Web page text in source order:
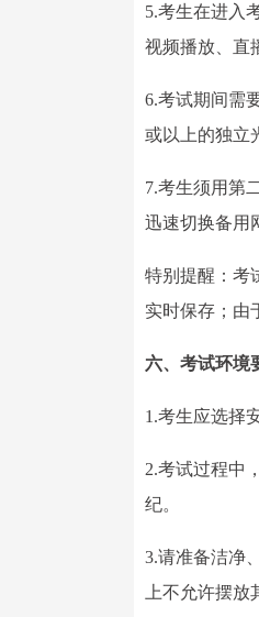
5.考生在进入
视频播放、直
6.考试期间需
或以上的独立
7.考生须用第
迅速切换备用
特别提醒：考
实时保存；由
六、考试环境
1.考生应选择
2.考试过程中
纪。
3.请准备洁净
上不允许摆